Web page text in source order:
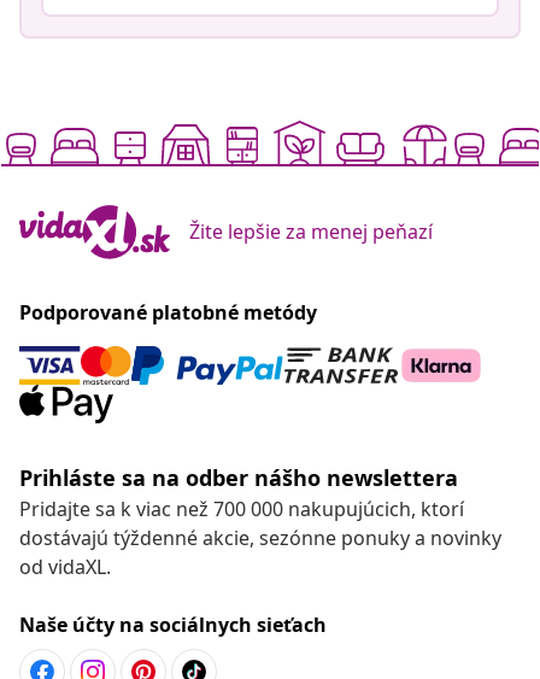
Žite lepšie za menej peňazí
Podporované platobné metódy
Prihláste sa na odber nášho newslettera
Pridajte sa k viac než 700 000 nakupujúcich, ktorí
dostávajú týždenné akcie, sezónne ponuky a novinky
od vidaXL.
Naše účty na sociálnych sieťach